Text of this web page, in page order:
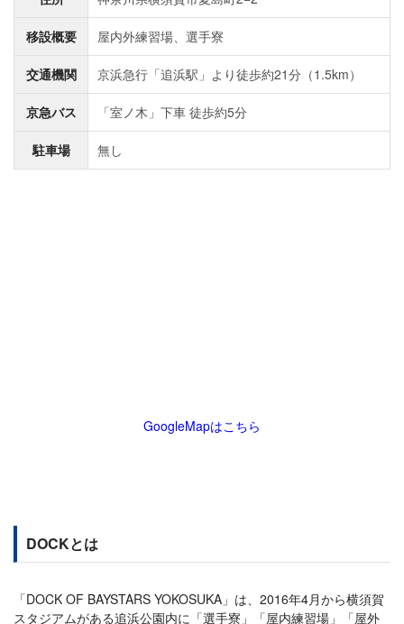
移設概要 屋内外練習場、選手寮
交通機関 京浜急行「追浜駅」より徒歩約21分（1.5km）
京急バス 「室ノ木」下車 徒歩約5分
駐車場 無し
GoogleMapはこちら
DOCKとは
「DOCK OF BAYSTARS YOKOSUKA」は、2016年4月から横須賀
スタジアムがある追浜公園内に「選手寮」「屋内練習場」「屋外